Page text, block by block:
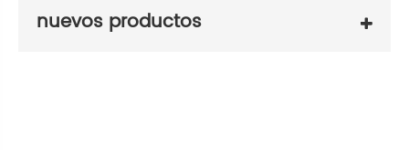
nuevos productos